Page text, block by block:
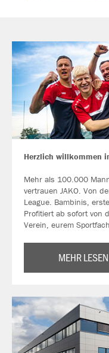
Herzlich willkommen
Mehr als 100.000
vertrauen JAKO. Von
League. Bambinis,
Profitiert ab sofort von
Verein, eurem
MEHR LESEN